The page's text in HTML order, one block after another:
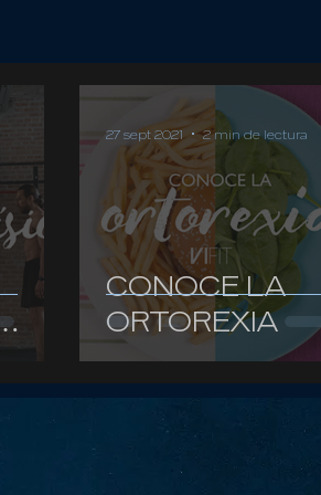
CONOCE LA
ORTOREXIA
27 sept 2021 2 min de lectura